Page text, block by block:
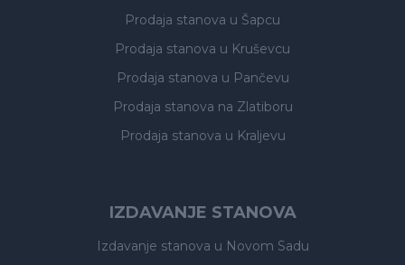
Prodaja stanova u Šapcu
Prodaja stanova u Kruševcu
Prodaja stanova u Pančevu
Prodaja stanova na Zlatiboru
Prodaja stanova u Kraljevu
IZDAVANJE STANOVA
Izdavanje stanova u Novom Sadu